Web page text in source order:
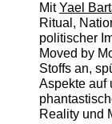
MitYael
Ritual,
politischer
Moved by
Stoffs an,
Aspekte auf
Reality und